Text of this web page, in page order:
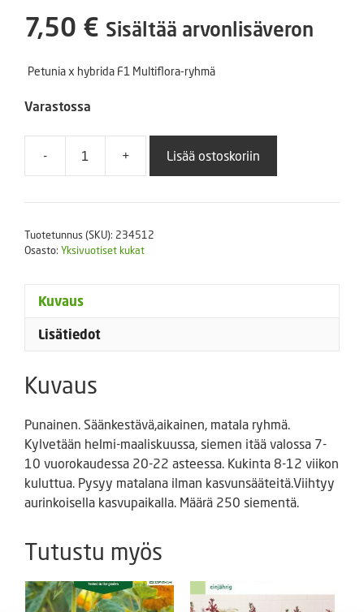
7,50 € Sisältää arvonlisäveron
Petunia x hybrida F1 Multiflora-ryhmä
Varastossa
-
Petunia
Red
s.
+ Lisää ostoskoriin
Tuotetunnus (SKU): 234512
Osasto: Yksivuotiset kukat
Kuvaus
Lisätiedot
Kuvaus
Punainen. Säänkestävä,aikainen, matala ryhmä.
Kylvetään helmi-maaliskuussa, siemen itää valossa 7-
10 vuorokaudessa 20-22 asteessa. Kukinta 8-12 viikon
kuluttua. Pysyy matalana ilman kasvunsääteitä.Viihtyy
aurinkoisella kasvupaikalla. Määrä 250 siementä.
Tutustu myös